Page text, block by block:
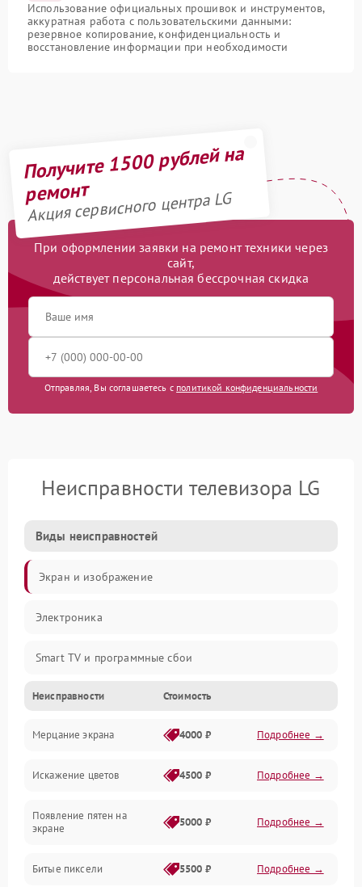
Использование официальных прошивок и инструментов,
аккуратная работа с пользовательскими данными:
резервное копирование, конфиденциальность и
восстановление информации при необходимости
Получите 1500 рублей на
ремонт
Акция сервисного центра LG
При оформлении заявки на ремонт техники через
сайт,
действует персональная бессрочная скидка
Отправляя, Вы соглашаетесь с политикой конфиденциальности
Неисправности телевизора LG
Виды неисправностей
Экран и изображение
Электроника
Smart TV и программные сбои
Питание и запуск
Подсветка и LED-модули
Звук и аудиосистема
Сигнал и приём каналов
Неисправности Стоимость
Мерцание экрана 4000 ₽ Подробнее →
Искажение цветов 4500 ₽ Подробнее →
Появление пятен на
экране
5000 ₽ Подробнее →
Битые пиксели 5500 ₽ Подробнее →